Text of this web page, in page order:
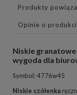
Produkty
Opinie o
Niskie granatowe
wygoda dla
Symbol: 4776w45
Niskie czółenka